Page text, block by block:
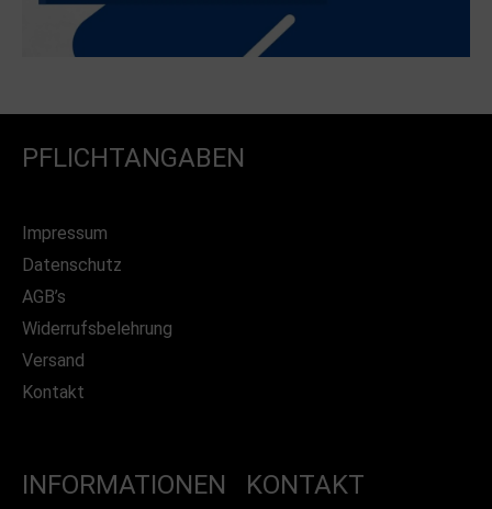
PFLICHTANGABEN
Impressum
Datenschutz
AGB’s
Widerrufsbelehrung
Versand
Kontakt
INFORMATIONEN KONTAKT